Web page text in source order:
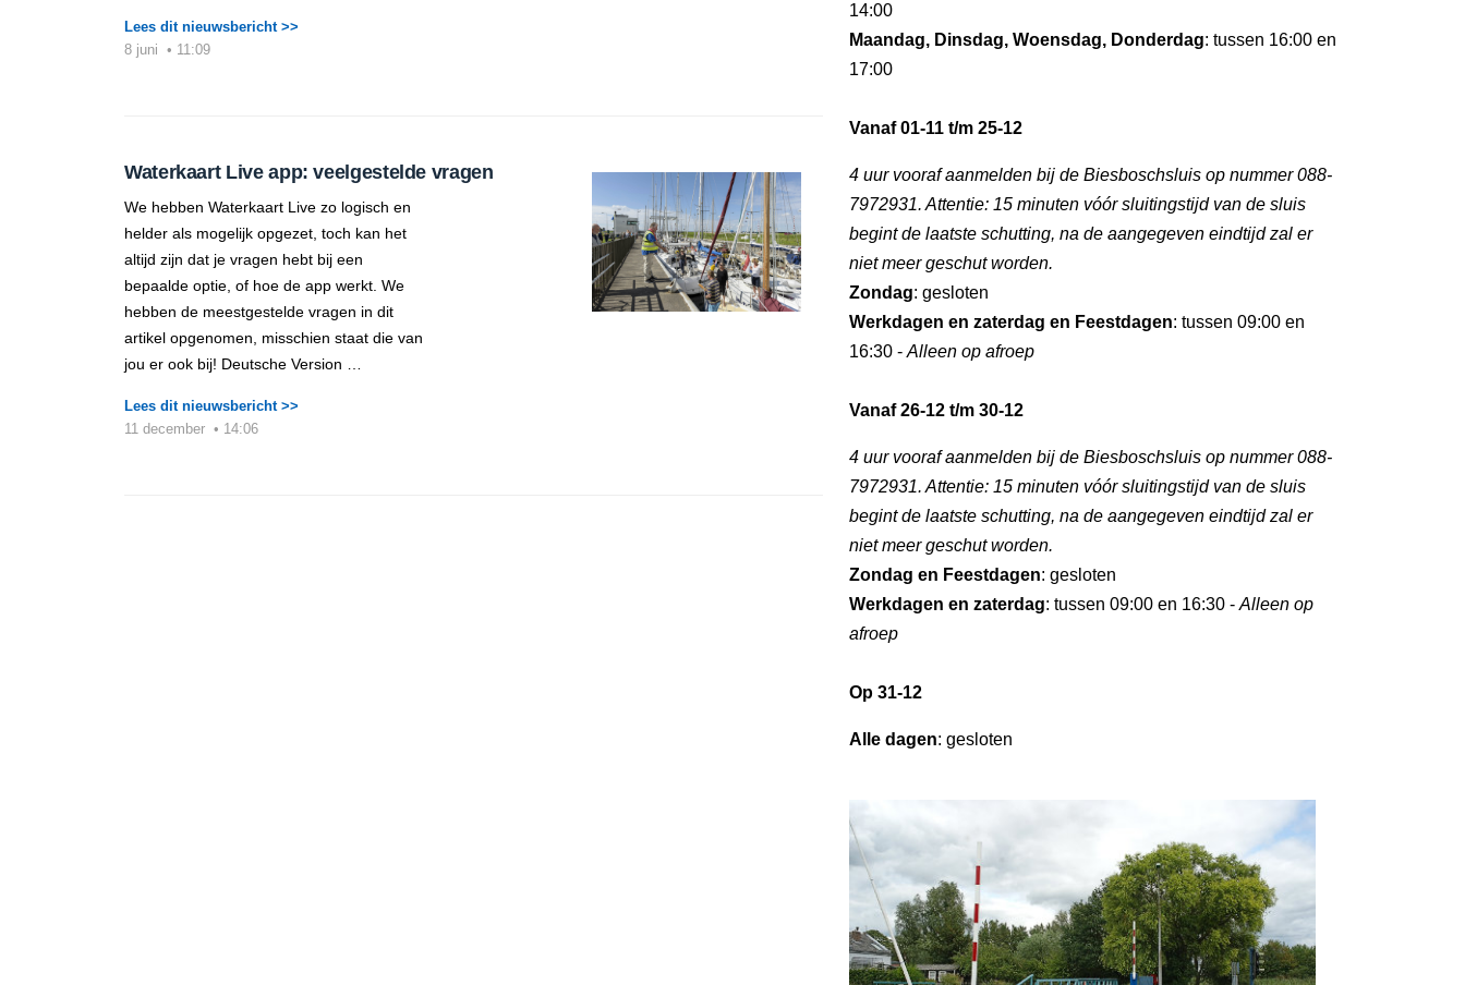
Lees dit nieuwsbericht >>
8 juni • 11:09
Waterkaart Live app: veelgestelde vragen
We hebben Waterkaart Live zo logisch en
helder als mogelijk opgezet, toch kan het
altijd zijn dat je vragen hebt bij een
bepaalde optie, of hoe de app werkt. We
hebben de meestgestelde vragen in dit
artikel opgenomen, misschien staat die van
jou er ook bij! Deutsche Version …
Lees dit nieuwsbericht >>
11 december • 14:06
14:00
Maandag, Dinsdag, Woensdag, Donderdag: tussen 16:00 en
17:00
Vanaf 01-11 t/m 25-12
4 uur vooraf aanmelden bij de Biesboschsluis op nummer 088-
7972931. Attentie: 15 minuten vóór sluitingstijd van de sluis
begint de laatste schutting, na de aangegeven eindtijd zal er
niet meer geschut worden.
Zondag: gesloten
Werkdagen en zaterdag en Feestdagen: tussen 09:00 en
16:30 - Alleen op afroep
Vanaf 26-12 t/m 30-12
4 uur vooraf aanmelden bij de Biesboschsluis op nummer 088-
7972931. Attentie: 15 minuten vóór sluitingstijd van de sluis
begint de laatste schutting, na de aangegeven eindtijd zal er
niet meer geschut worden.
Zondag en Feestdagen: gesloten
Werkdagen en zaterdag: tussen 09:00 en 16:30 - Alleen op
afroep
Op 31-12
Alle dagen: gesloten